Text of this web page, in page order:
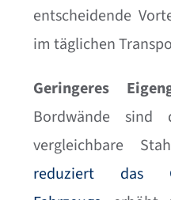
entscheidende
im täglichen
Geringeres
Bordwände sind
vergleichbare
reduziert das